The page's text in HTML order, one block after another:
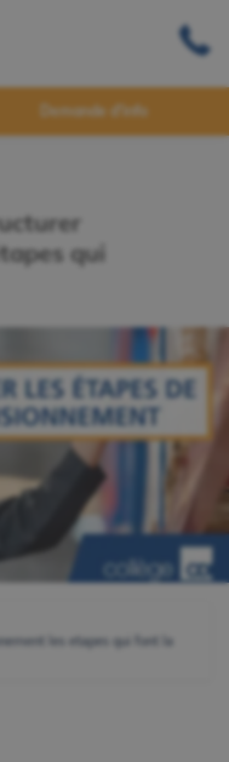
Demande d'info
qui
les etapes qui font la